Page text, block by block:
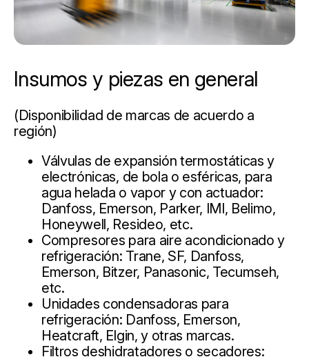
Insumos y piezas en general
(Disponibilidad de marcas de acuerdo a
región)
Válvulas de expansión termostáticas y
electrónicas, de bola o esféricas, para
agua helada o vapor y con actuador:
Danfoss, Emerson, Parker, IMI, Belimo,
Honeywell, Resideo, etc.
Compresores para aire acondicionado y
refrigeración: Trane, SF, Danfoss,
Emerson, Bitzer, Panasonic, Tecumseh,
etc.
Unidades condensadoras para
refrigeración: Danfoss, Emerson,
Heatcraft, Elgin, y otras marcas.
Filtros deshidratadores o secadores: